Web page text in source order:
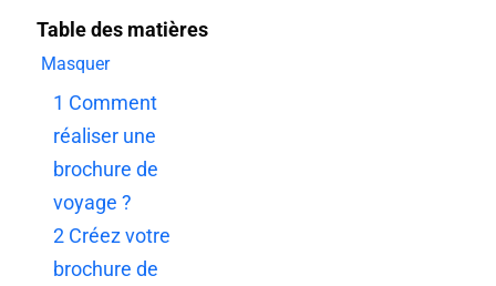
Table des matières
Masquer
1 Comment
réaliser une
brochure de
voyage ?
2 Créez votre
brochure de